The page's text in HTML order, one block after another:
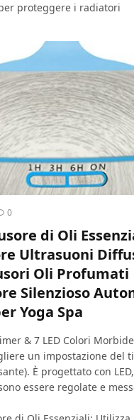
proteggere i radiatori
0
di Oli
Ultrasuoni
Oli Profumati
Silenzioso
Yoga Spa
& 7 LED Colori
un impostazione del
È progettato con
essere regolate e